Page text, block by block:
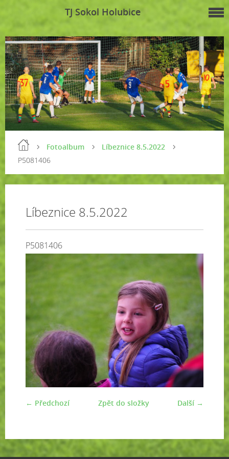
TJ Sokol Holubice
Fotoalbum
Líbeznice 8.5.2022
P5081406
Líbeznice 8.5.2022
P5081406
← Předchozí Další →
Zpět do složky